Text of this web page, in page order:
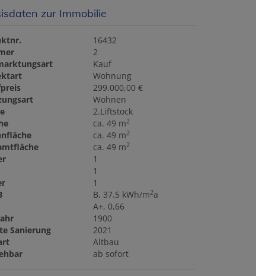
zur Immobilie
16432
2
Kauf
Wohnung
299.000,00 €
Wohnen
2.Liftstock
ca. 49 m2
ca. 49 m2
ca. 49 m2
1
1
1
B, 37.5 kWh/m2a
A+, 0,66
1900
Sanierung
2021
Altbau
ab sofort